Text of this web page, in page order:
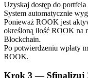
Naucz się stakingu
Dowiedz się, jak
Uzyskaj dostęp do
System automatycznie
Ponieważ ROOK jest
określoną ilość ROOK na
Blockchain.
Po potwierdzeniu wpłaty
ROOK.
Krok 3 — Sfinalizuj